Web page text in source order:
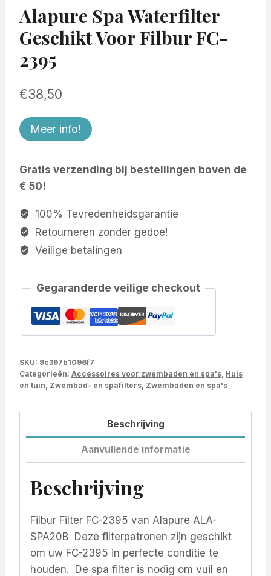
Alapure Spa Waterfilter
Geschikt Voor Filbur FC-
2395
€38,50
Meer info!
Gratis verzending bij bestellingen boven de
€ 50!
100% Tevredenheidsgarantie
Retourneren zonder gedoe!
Veilige betalingen
Gegaranderde veilige checkout
SKU: 9c397b1096f7
Categorieën: Accessoires voor zwembaden en spa's Huis
en tuin Zwembad- en spafilters Zwembaden en spa's
Beschrijving
Aanvullende informatie
Beschrijving
Filbur Filter FC-2395 van Alapure ALA-
SPA20B Deze filterpatronen zijn geschikt
om uw FC-2395 in perfecte conditie te
houden. De spa filter is nodig om vuil en